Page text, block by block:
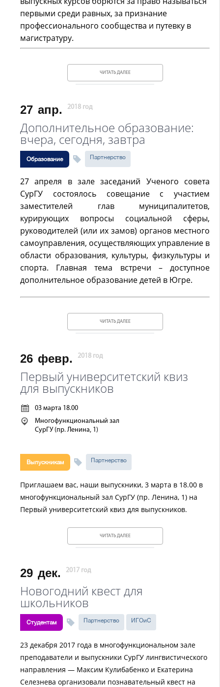
первыми среди равных, за признание
профессионального сообщества и путевку в
магистратуру.
ЧИТАТЬ ДАЛЕЕ
27 апр. 2018 год
Дополнительное образование:
вчера, сегодня, завтра
Образование Партнерство
27 апреля в зале заседаний Ученого совета
СурГУ состоялось совещание с участием
заместителей глав муниципалитетов,
курирующих вопросы социальной сферы,
руководителей (или их замов) органов местного
самоуправления, осуществляющих управление в
области образования, культуры, физкультуры и
спорта. Главная тема встречи – доступное
дополнительное образование детей в Югре.
ЧИТАТЬ ДАЛЕЕ
26 февр. 2018 год
Первый университетский квиз
для выпускников
03 марта 18.00
Многофункциональный зал
СурГУ (пр. Ленина, 1)
Выпускникам Партнерство
Приглашаем вас, наши выпускники, 3 марта в 18.00 в
многофункциональный зал СурГУ (пр. Ленина, 1) на
Первый университетский квиз для выпускников.
ЧИТАТЬ ДАЛЕЕ
29 дек. 2017 год
Новогодний квест для
школьников
Студентам Партнерство ИГОиС
23 декабря 2017 года в многофункциональном зале
преподаватели и выпускники СурГУ лингвистического
направления — Максим Кулибабенко и Екатерина
Селезнева организовали познавательный квест на